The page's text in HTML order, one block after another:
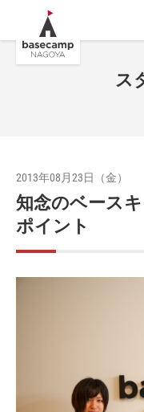
ス
2013年08月23日（金）
知念のベース
ポイント